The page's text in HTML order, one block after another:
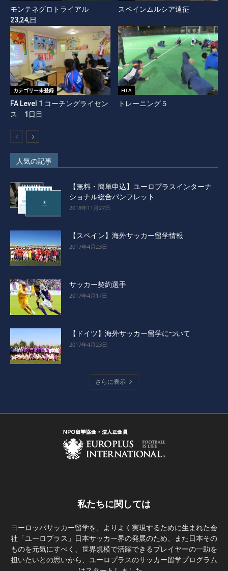
モンテネグロトライアル
23,24,日
スペインムルシア遠征
カテゴリー未登録
FA Level 1 コーチングライセン
ス 1日目
FITA
トレーニング５
人気の記事
【無料・簡単申込】ユーロプラスインターナ
ショナル総合パンフレット
2018年11月27日
【スペイン】海外サッカー留学情報
2017年4月23日
サッカー契約選手
2017年4月17日
【ドイツ】海外サッカー留学について
2017年4月23日
さらに表示
私たちに関しては
ヨーロッパサッカー留学を、よりよく実現するために生まれた会
社「ユーロプラス」日本サッカー界の発展のため、また日本その
ものを元気にすべく、世界規模で活躍できるプレイヤーの一助を
担いたいとの思いから、ユーロプラスのサッカー留学プログラム